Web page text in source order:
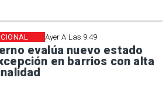
Ayer A Las 9:49
evalúa nuevo estado
en barrios con alta